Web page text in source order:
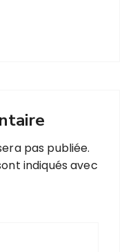
pas publiée.
indiqués avec